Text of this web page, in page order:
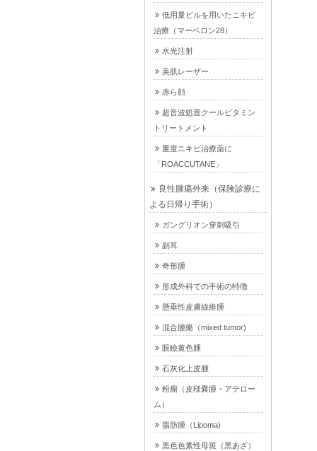
低用量ピルを用いたニキビ
治療（マーベロン28）
水光注射
美肌レーザー
赤ら顔
超音波処置クールビタミン
トリートメント
重度ニキビ治療薬に
「ROACCUTANE」
良性腫瘍外来（保険診療に
よる日帰り手術）
ガングリオン穿刺吸引
副耳
奇形腫
形成外科での手術の特徴
懸垂性皮膚線維腫
混合腫瘍（mixed tumor)
眼瞼黄色腫
石灰化上皮腫
粉瘤（皮様嚢腫・アテロー
ム）
脂肪腫（Lipoma)
黒色色素性母斑（黒あざ）